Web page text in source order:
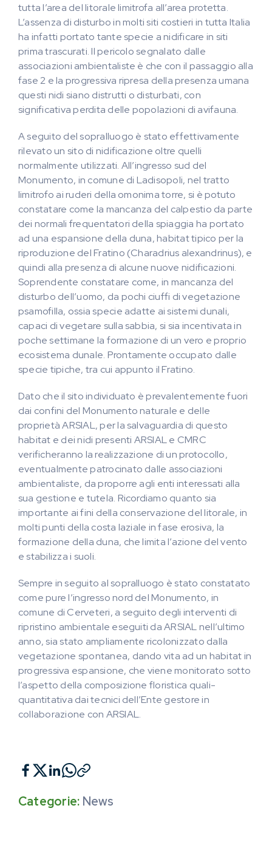
tutta l’area del litorale limitrofa all’area protetta.
L’assenza di disturbo in molti siti costieri in tutta Italia
ha infatti portato tante specie a nidificare in siti
prima trascurati. Il pericolo segnalato dalle
associazioni ambientaliste è che con il passaggio alla
fase 2 e la progressiva ripresa della presenza umana
questi nidi siano distrutti o disturbati, con
significativa perdita delle popolazioni di avifauna.
A seguito del sopralluogo è stato effettivamente
rilevato un sito di nidificazione oltre quelli
normalmente utilizzati. All’ingresso sud del
Monumento, in comune di Ladisopoli, nel tratto
limitrofo ai ruderi della omonima torre, si è potuto
constatare come la mancanza del calpestio da parte
dei normali frequentatori della spiaggia ha portato
ad una espansione della duna, habitat tipico per la
riproduzione del Fratino (Charadrius alexandrinus), e
quindi alla presenza di alcune nuove nidificazioni.
Soprendente constatare come, in mancanza del
disturbo dell’uomo, da pochi ciuffi di vegetazione
psamofilla, ossia specie adatte ai sistemi dunali,
capaci di vegetare sulla sabbia, si sia incentivata in
poche settimane la formazione di un vero e proprio
ecosistema dunale. Prontamente occupato dalle
specie tipiche, tra cui appunto il Fratino.
Dato che il sito individuato è prevalentemente fuori
dai confini del Monumento naturale e delle
proprietà ARSIAL, per la salvaguardia di questo
habitat e dei nidi presenti ARSIAL e CMRC
verificheranno la realizzazione di un protocollo,
eventualmente patrocinato dalle associazioni
ambientaliste, da proporre agli enti interessati alla
sua gestione e tutela. Ricordiamo quanto sia
importante ai fini della conservazione del litorale, in
molti punti della costa laziale in fase erosiva, la
formazione della duna, che limita l’azione del vento
e stabilizza i suoli.
Sempre in seguito al sopralluogo è stato constatato
come pure l’ingresso nord del Monumento, in
comune di Cerveteri, a seguito degli interventi di
ripristino ambientale eseguiti da ARSIAL nell’ultimo
anno, sia stato ampliamente ricolonizzato dalla
vegetazione spontanea, dando vita ad un habitat in
progressiva espansione, che viene monitorato sotto
l’aspetto della composizione floristica quali-
quantitativa dai tecnici dell’Ente gestore in
collaborazione con ARSIAL.
Categorie: News